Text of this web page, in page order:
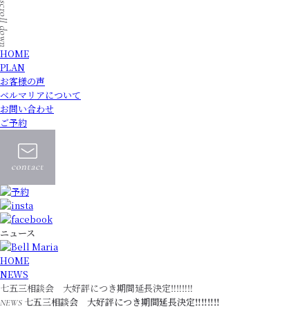
HOME
PLAN
お客様の声
ベルマリアについて
お問い合わせ
ご予約
ニュース
HOME
NEWS
七五三相談会 大好評につき期間延長決定‼️‼️‼️‼️
NEWS 七五三相談会 大好評につき期間延長決定‼️‼️‼️‼️